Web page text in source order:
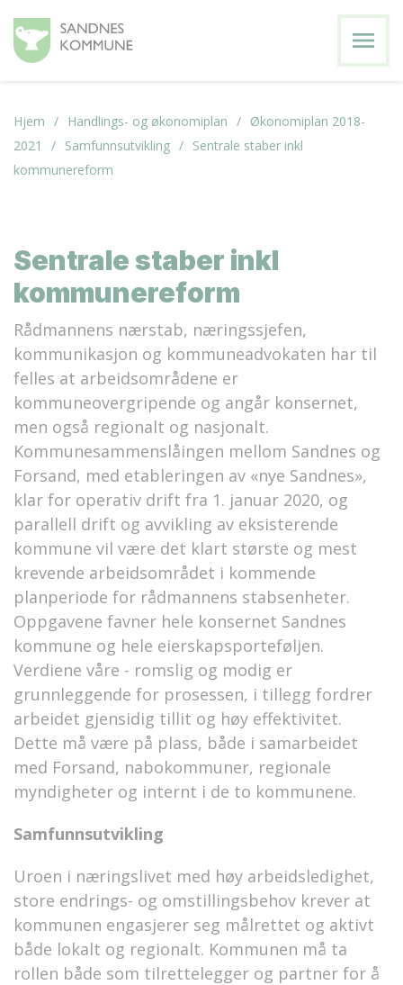
menu
Hjem Handlings- og økonomiplan
Økonomiplan 2018-
2021
Samfunnsutvikling
Sentrale staber inkl
kommunereform
Sentrale staber inkl
kommunereform
Rådmannens nærstab, næringssjefen,
kommunikasjon og kommuneadvokaten har til
felles at arbeidsområdene er
kommuneovergripende og angår konsernet,
men også regionalt og nasjonalt.
Kommunesammenslåingen mellom Sandnes og
Forsand, med etableringen av «nye Sandnes»,
klar for operativ drift fra 1. januar 2020, og
parallell drift og avvikling av eksisterende
kommune vil være det klart største og mest
krevende arbeidsområdet i kommende
planperiode for rådmannens stabsenheter.
Oppgavene favner hele konsernet Sandnes
kommune og hele eierskapsporteføljen.
Verdiene våre - romslig og modig er
grunnleggende for prosessen, i tillegg fordrer
arbeidet gjensidig tillit og høy effektivitet.
Dette må være på plass, både i samarbeidet
med Forsand, nabokommuner, regionale
myndigheter og internt i de to kommunene.
Samfunnsutvikling
Uroen i næringslivet med høy arbeidsledighet,
store endrings- og omstillingsbehov krever at
kommunen engasjerer seg målrettet og aktivt
både lokalt og regionalt. Kommunen må ta
rollen både som tilrettelegger og partner for å